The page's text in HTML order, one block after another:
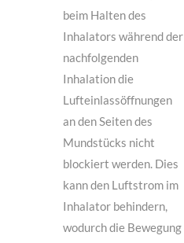
beim Halten des
Inhalators während der
nachfolgenden
Inhalation die
Lufteinlassöffnungen
an den Seiten des
Mundstücks nicht
blockiert werden. Dies
kann den Luftstrom im
Inhalator behindern,
wodurch die Bewegung